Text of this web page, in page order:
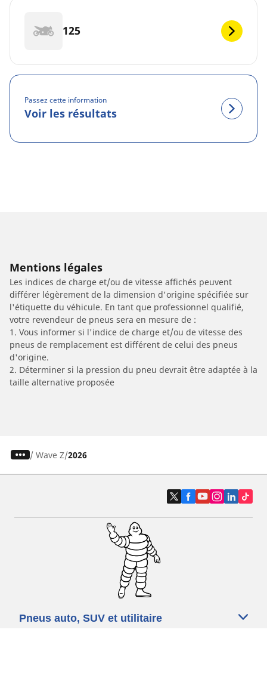
125
Passez cette information
Voir les résultats
Mentions légales
Les indices de charge et/ou de vitesse affichés peuvent
différer légèrement de la dimension d'origine spécifiée sur
l'étiquette du véhicule. En tant que professionnel qualifié,
votre revendeur de pneus sera en mesure de :
1. Vous informer si l'indice de charge et/ou de vitesse des
pneus de remplacement est différent de celui des pneus
d'origine.
2. Déterminer si la pression du pneu devrait être adaptée à la
taille alternative proposée
/ Wave Z 2026
Pneus auto, SUV et utilitaire